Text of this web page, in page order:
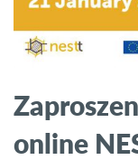
online